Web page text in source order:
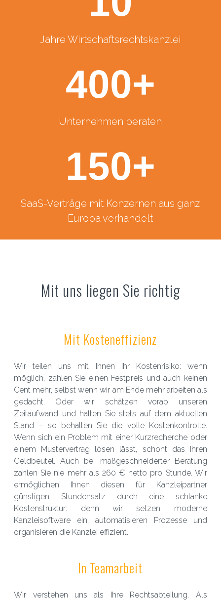
Jahre Wirtschaftsrechtskanzlei
400+
Unternehmen beraten
150+
SaaS-Verträge mit Konzernen aus ganz
Europa verhandelt
Mit uns liegen Sie richtig
Mit Kosteneffizienz
Wir teilen uns mit Ihnen Ihr Kostenrisiko: wenn
möglich, zahlen Sie einen Festpreis und auch keinen
Cent mehr, selbst wenn wir am Ende mehr arbeiten als
gedacht. Oder wir schätzen vorab unseren
Zeitaufwand und halten Sie stets auf dem aktuellen
Stand – so behalten Sie die volle Kostenkontrolle.
Wenn sich ein Problem mit einer Kurzrecherche oder
einem Mustervertrag lösen lässt, schont das Ihren
Geldbeutel. Auch bei maßgeschneiderter Beratung
zahlen Sie nie mehr als 260 € netto pro Stunde. Wir
ermöglichen Ihnen diesen für Kanzleipartner
günstigen Stundensatz durch eine schlanke
Kostenstruktur: denn wir setzen moderne
Kanzleisoftware ein, automatisieren Prozesse und
organisieren die Kanzlei effizient.
In Teamarbeit
Wir verstehen uns als Ihre Rechtsabteilung. Als